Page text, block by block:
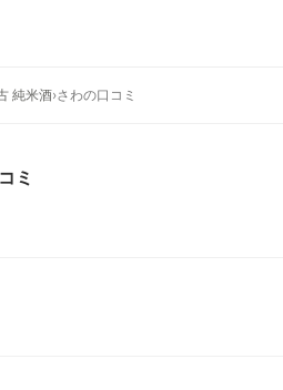
純米酒›さわの口コミ
ミ